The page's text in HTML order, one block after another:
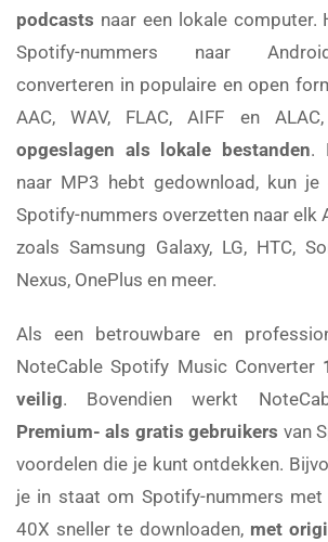
podcasts naar een lokale computer.
Spotify-nummers naar
converteren in populaire en open
AAC, WAV, FLAC, AIFF en
opgeslagen als lokale bestanden.
naar MP3 hebt gedownload, kun je
Spotify-nummers overzetten naar elk
zoals Samsung Galaxy, LG, HTC,
Nexus, OnePlus en meer.
Als een betrouwbare en
NoteCable Spotify Music Converter
veilig. Bovendien werkt
Premium- als gratis gebruikers van
voordelen die je kunt ontdekken.
je in staat om Spotify-nummers met
40X sneller te downloaden, met